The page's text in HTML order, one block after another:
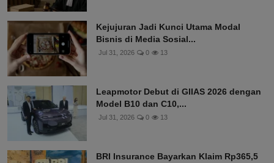
Kejujuran Jadi Kunci Utama Modal
Bisnis di Media Sosial...
Jul 31, 2026 0 13
Leapmotor Debut di GIIAS 2026 dengan
Model B10 dan C10,...
Jul 31, 2026 0 13
BRI Insurance Bayarkan Klaim Rp365,5